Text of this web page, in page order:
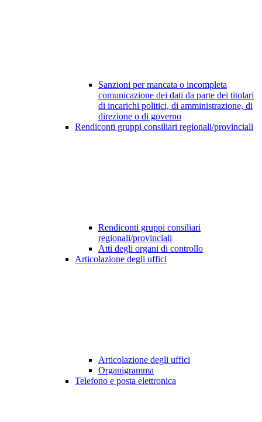
Sanzioni per mancata o incompleta
comunicazione dei dati da parte dei titolari
di incarichi politici, di amministrazione, di
direzione o di governo
Rendiconti gruppi consiliari regionali/provinciali
Rendiconti gruppi consiliari
regionali/provinciali
Atti degli organi di controllo
Articolazione degli uffici
Articolazione degli uffici
Organigramma
Telefono e posta elettronica